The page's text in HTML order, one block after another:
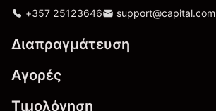
+357 25123646 support@capital.com
Διαπραγμάτευση
Αγορές
Τιμολόγηση